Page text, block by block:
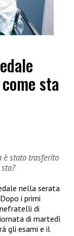
sta
è stato trasferito
nella serata
i primi
di
di martedì
gli esami e il